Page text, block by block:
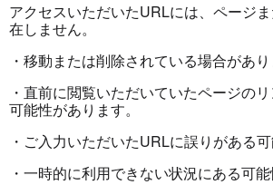
アクセスいただいたURLには、ページ
在しません。
・移動または削除されている場合があり
・直前に閲覧いただいていたページの
可能性があります。
・ご入力いただいたURLに誤りがある可
・一時的に利用できない状況にある可能